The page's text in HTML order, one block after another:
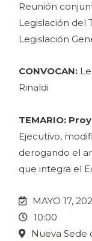
Reunión
Legislación del
Legislación
CONVOCAN:
Rinaldi
TEMARIO:
Ejecutivo,
derogando el
que integra el
MAYO 17,
10:00
Nueva Sede